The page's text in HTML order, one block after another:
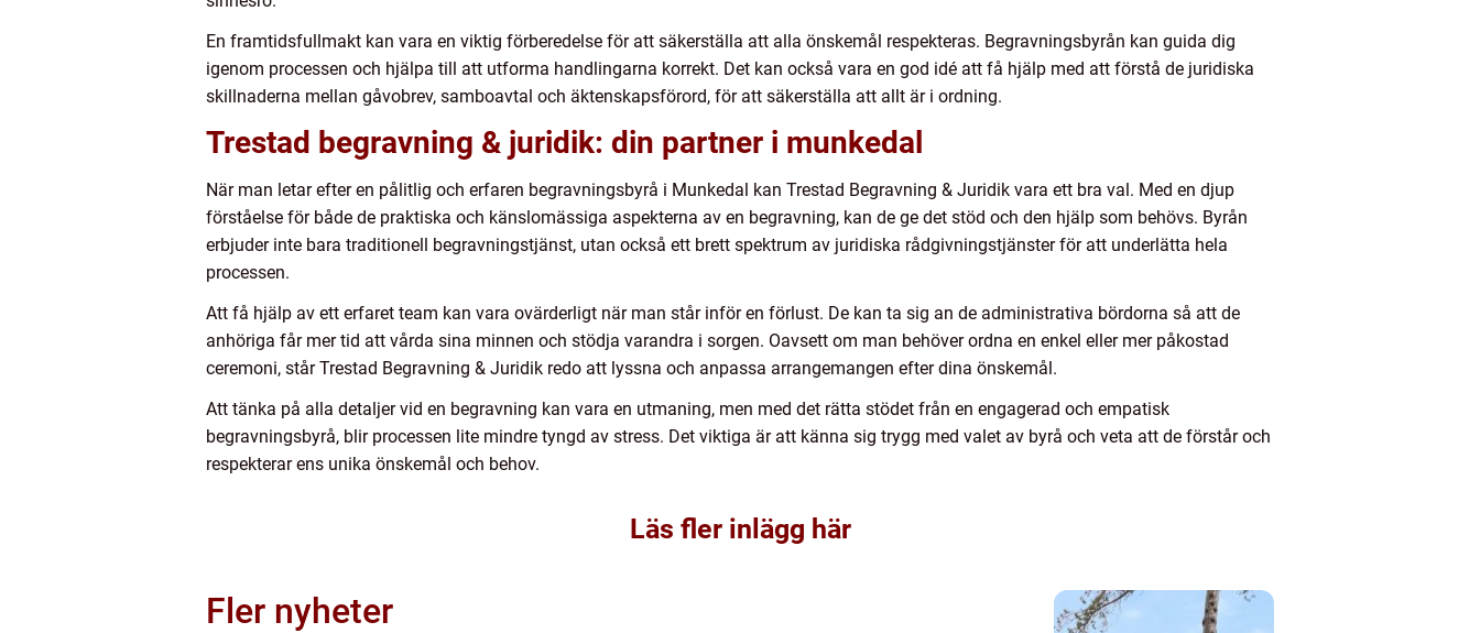
En framtidsfullmakt kan vara en viktig förberedelse för att säkerställa att alla önskemål respekteras. Begravningsbyrån kan guida dig
igenom processen och hjälpa till att utforma handlingarna korrekt. Det kan också vara en god idé att få hjälp med att förstå de juridiska
skillnaderna mellan gåvobrev, samboavtal och äktenskapsförord, för att säkerställa att allt är i ordning.
Trestad begravning & juridik: din partner i munkedal
När man letar efter en pålitlig och erfaren begravningsbyrå i Munkedal kan Trestad Begravning & Juridik vara ett bra val. Med en djup
förståelse för både de praktiska och känslomässiga aspekterna av en begravning, kan de ge det stöd och den hjälp som behövs. Byrån
erbjuder inte bara traditionell begravningstjänst, utan också ett brett spektrum av juridiska rådgivningstjänster för att underlätta hela
processen.
Att få hjälp av ett erfaret team kan vara ovärderligt när man står inför en förlust. De kan ta sig an de administrativa bördorna så att de
anhöriga får mer tid att vårda sina minnen och stödja varandra i sorgen. Oavsett om man behöver ordna en enkel eller mer påkostad
ceremoni, står Trestad Begravning & Juridik redo att lyssna och anpassa arrangemangen efter dina önskemål.
Att tänka på alla detaljer vid en begravning kan vara en utmaning, men med det rätta stödet från en engagerad och empatisk
begravningsbyrå, blir processen lite mindre tyngd av stress. Det viktiga är att känna sig trygg med valet av byrå och veta att de förstår och
respekterar ens unika önskemål och behov.
Läs fler inlägg här
Fler nyheter